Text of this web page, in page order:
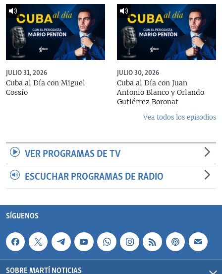
JULIO 31, 2026
Cuba al Día con Miguel
Cossío
JULIO 30, 2026
Cuba al Día con Juan
Antonio Blanco y Orlando
Gutiérrez Boronat
Vea todos los episodios
VER PROGRAMAS DE TV
ESCUCHAR PROGRAMAS DE RADIO
SÍGUENOS
SOBRE MARTÍ NOTICIAS